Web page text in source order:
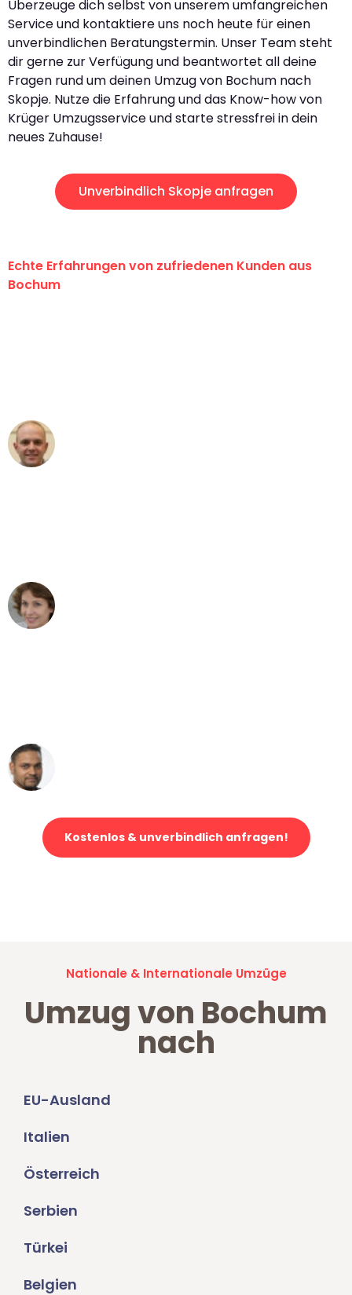
Überzeuge dich selbst von unserem umfangreichen
Service und kontaktiere uns noch heute für einen
unverbindlichen Beratungstermin. Unser Team steht
dir gerne zur Verfügung und beantwortet all deine
Fragen rund um deinen Umzug von Bochum nach
Skopje. Nutze die Erfahrung und das Know-how von
Krüger Umzugsservice und starte stressfrei in dein
neues Zuhause!
Unverbindlich Skopje anfragen
Echte Erfahrungen von zufriedenen Kunden aus
Bochum
Kostenlos & unverbindlich anfragen!
Nationale & Internationale Umzüge
Umzug von Bochum
nach
EU-Ausland
Italien
Österreich
Serbien
Türkei
Belgien